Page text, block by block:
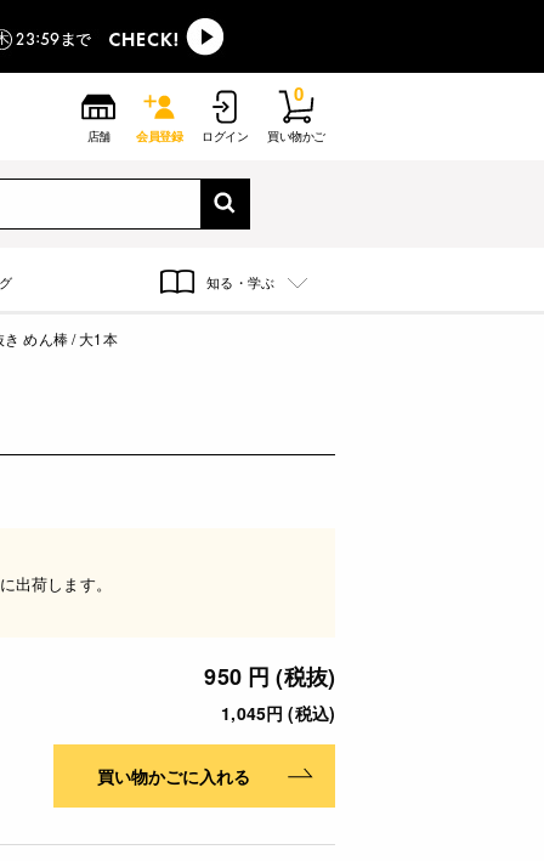
店舗 会員登録 ログイン 買い物かご
0
知る・学ぶ
き めん棒 / 大1本
に出荷します。
950 円 (税抜)
1,045円 (税込)
買い物かごに入れる